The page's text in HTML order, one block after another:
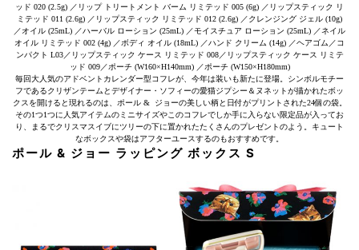
ッド 020 (2.5g) ／リップ トリートメント バーム リミテッド 005 (6g) ／リップスティック リ
ミテッド 011 (2.6g) ／リップスティック リミテッド 012 (2.6g) ／クレンジング ジェル (10g)
／オイル (25mL) ／ハーバル ローション (25mL) ／モイスチュア ローション (25mL) ／ネイル
オイル リミテッド 002 (4g) ／ボディ オイル (18mL) ／ハンド クリーム (14g) ／ヘアゴム／コ
ンパクト L03／リップスティック ケース リミテッド 008／リップスティック ケース リミテ
ッド 009／ポーチ (W160×H140mm) ／ポーチ (W150×H180mm)
毎回大人気のアドベントカレンダー型コフレが、今年は装いも新たに登場。シンボルモチー
フであるクリザンテームとデザイナー・ソフィーの愛猫ジプシー＆ヌネットが描かれたボッ
クスを開けると現れるのは、ポール & ジョーの美しい柄と日付がプリントされた24個の袋。
その1つ1つに人気アイテムのミニサイズやこのコフレでしか手に入らない限定品が入ってお
り、まるでクリスマスイブにツリーの下に置かれたたくさんのプレゼントのよう。キュート
なボックスや袋はアフターユースするのもおすすめです。
ポール & ジョー ラッピング ボックス S